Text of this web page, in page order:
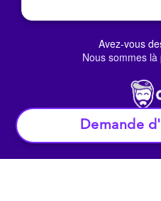
Demande
Avez-vous
Nous sommes
© Alloj.2022